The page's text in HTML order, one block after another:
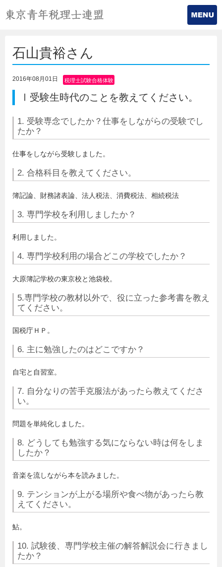
石山貴裕さん
2016年08月01日
税理士試験合格体験
Ⅰ受験生時代のことを教えてください。
1. 受験専念でしたか？仕事をしながらの受験でし
たか？
仕事をしながら受験しました。
2. 合格科目を教えてください。
簿記論、財務諸表論、法人税法、消費税法、相続税法
3. 専門学校を利用しましたか？
利用しました。
4. 専門学校利用の場合どこの学校でしたか？
大原簿記学校の東京校と池袋校。
5.専門学校の教材以外で、役に立った参考書を教え
てください。
国税庁ＨＰ。
6. 主に勉強したのはどこですか？
自宅と自習室。
7. 自分なりの苦手克服法があったら教えてくださ
い。
問題を単純化しました。
8. どうしても勉強する気にならない時は何をしま
したか？
音楽を流しながら本を読みました。
9. テンションが上がる場所や食べ物があったら教
えてください。
鮎。
10. 試験後、専門学校主催の解答解説会に行きまし
たか？